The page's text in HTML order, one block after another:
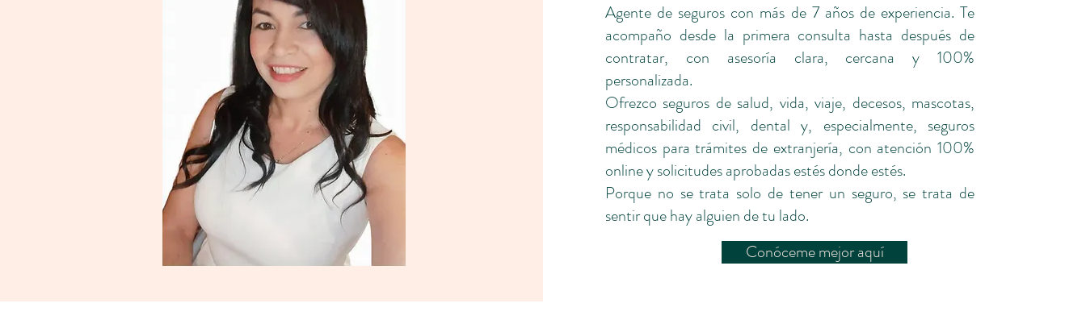
Agente de seguros con más de 7 años de experiencia. Te
acompaño desde la primera consulta hasta después de
contratar, con asesoría clara, cercana y 100%
personalizada.
Ofrezco seguros de salud, vida, viaje, decesos, mascotas,
responsabilidad civil, dental y, especialmente, seguros
médicos para trámites de extranjería, con atención 100%
online y solicitudes aprobadas estés donde estés.
Porque no se trata solo de tener un seguro, se trata de
sentir que hay alguien de tu lado.
Conóceme mejor aquí